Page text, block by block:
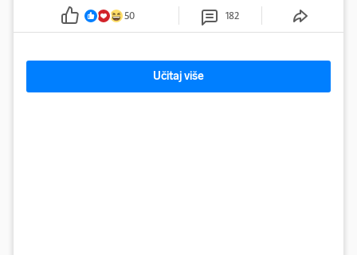
50 182
Učitaj više